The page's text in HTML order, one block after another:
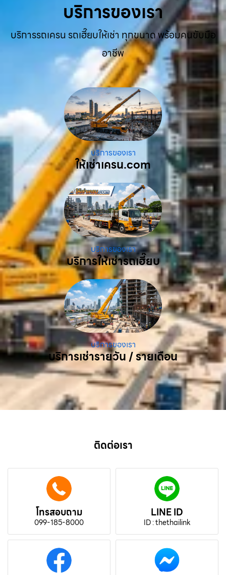
บริการของเรา
บริการรถเครน รถเฮี๊ยบให้เช่า ทุกขนาด พร้อมคนขับมือ
อาชีพ
บริการของเรา
ให้เช่าเครน.com
บริการของเรา
บริการให้เช่ารถเฮี๊ยบ
บริการของเรา
บริการเช่ารายวัน / รายเดือน
ติดต่อเรา
โทรสอบถาม
099-185-8000
LINE ID
ID : thethailink